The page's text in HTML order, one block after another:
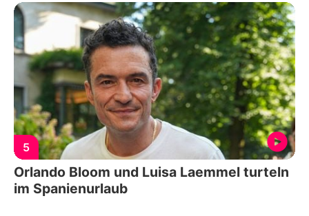
5
Orlando Bloom und Luisa Laemmel turteln
im Spanienurlaub